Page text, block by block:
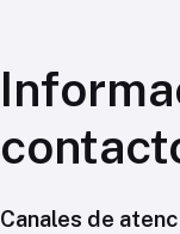
Canales de